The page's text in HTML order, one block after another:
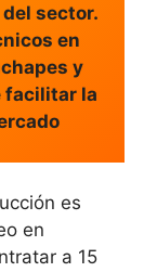
sector.
en
y
facilitar la
es
en
a 15